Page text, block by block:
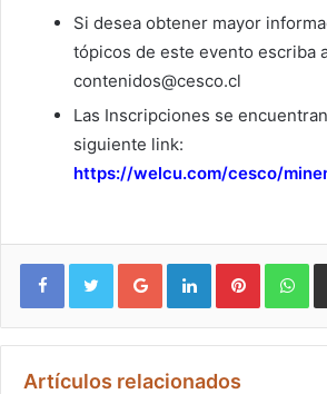
Si desea obtener mayor
tópicos de este evento escriba
contenidos@cesco.cl
Las Inscripciones se
siguiente link:
https://welcu.com/cesco/
Google+ LinkedIn Pinterest WhatsApp
Artículos relacionados